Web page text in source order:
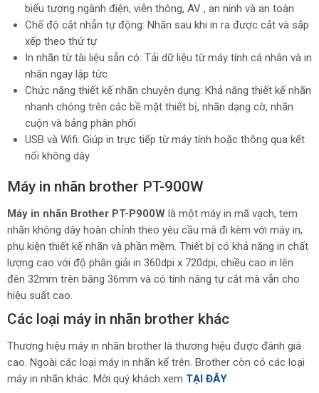
biểu tượng ngành điện, viễn thông, AV , an ninh và an toàn
Chế độ cắt nhẵn tự động: Nhãn sau khi in ra được cắt và sắp
xếp theo thứ tự
In nhãn từ tài liệu sẵn có: Tải dữ liệu từ máy tính cá nhân và in
nhãn ngay lập tức
Chức năng thiết kế nhãn chuyên dụng: Khả năng thiết kế nhãn
nhanh chóng trên các bề mặt thiết bị, nhãn dạng cờ, nhãn
cuộn và bảng phân phối
USB và Wifi: Giúp in trực tiếp từ máy tính hoặc thông qua kết
nối không dây
Máy in nhãn brother PT-900W
Máy in nhãn Brother PT-P900W là một máy in mã vạch, tem
nhãn không dây hoàn chỉnh theo yêu cầu mà đi kèm với máy in,
phụ kiện thiết kế nhãn và phần mềm. Thiết bị có khả năng in chất
lượng cao với độ phân giải in 360dpi x 720dpi, chiều cao in lên
đên 32mm trên băng 36mm và có tính năng tự cắt mà vẫn cho
hiệu suất cao.
Các loại máy in nhãn brother khác
Thương hiệu máy in nhãn brother là thương hiệu được đánh giá
cao. Ngoài các loại máy in nhãn kể trên. Brother còn có các loại
máy in nhãn khác. Mời quý khách xem TẠI ĐÂY